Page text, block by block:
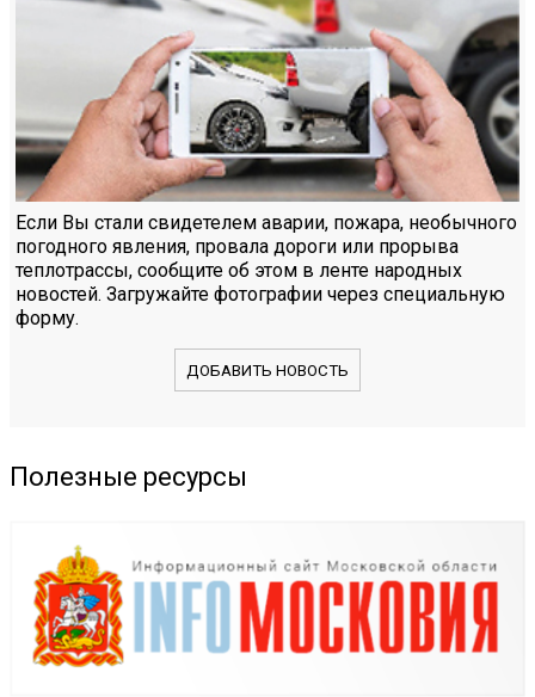
Если Вы стали свидетелем аварии, пожара, необычного
погодного явления, провала дороги или прорыва
теплотрассы, сообщите об этом в ленте народных
новостей. Загружайте фотографии через специальную
форму.
ДОБАВИТЬ НОВОСТЬ
Полезные ресурсы